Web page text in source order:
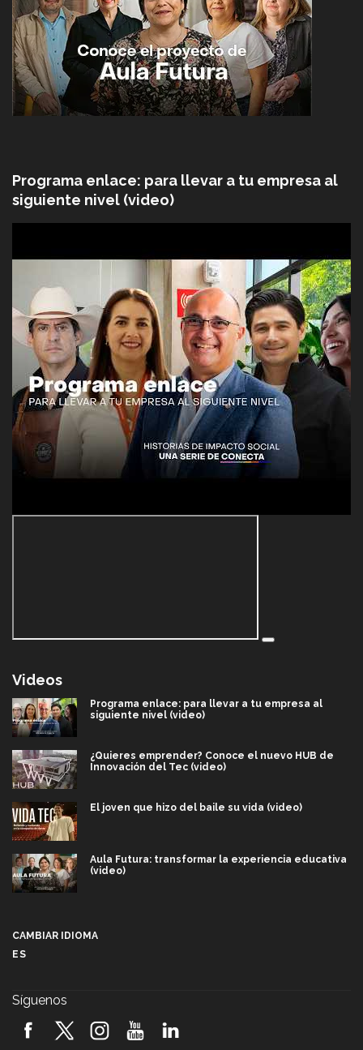
Programa enlace: para llevar a tu empresa al
siguiente nivel (video)
Videos
Programa enlace: para llevar a tu empresa al
siguiente nivel (video)
¿Quieres emprender? Conoce el nuevo HUB de
Innovación del Tec (video)
El joven que hizo del baile su vida (video)
Aula Futura: transformar la experiencia educativa
(video)
2026! (video)
CAMBIAR IDIOMA
ES
Síguenos